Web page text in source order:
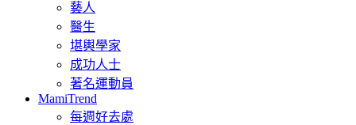
藝人
醫生
堪輿學家
成功人士
著名運動員
MamiTrend
每週好去處